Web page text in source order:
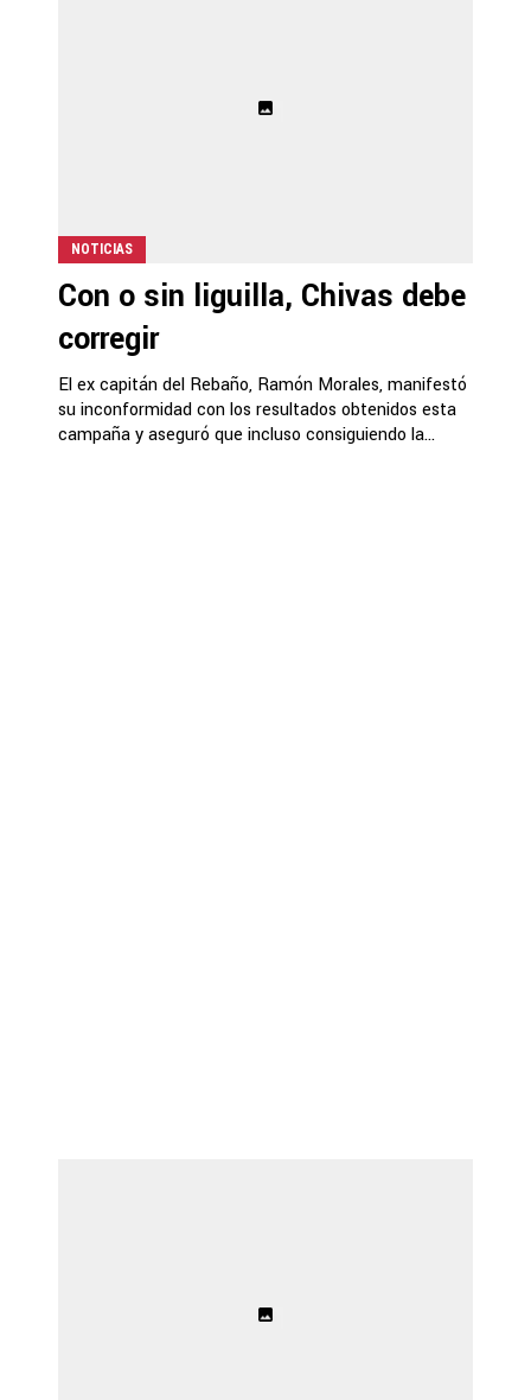
NOTICIAS
Con o sin liguilla, Chivas debe
corregir
El ex capitán del Rebaño, Ramón Morales, manifestó
su inconformidad con los resultados obtenidos esta
campaña y aseguró que incluso consiguiendo la...